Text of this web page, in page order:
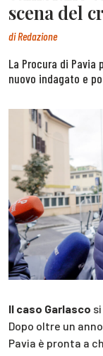
scena del
diRedazione
La Procura di
nuovo indagato e
Il caso Garlasco
Dopo oltre un
Pavia è pronta a